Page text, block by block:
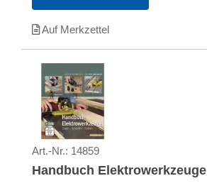
Auf Merkzettel
Art.-Nr.: 14859
Handbuch Elektrowerkzeuge